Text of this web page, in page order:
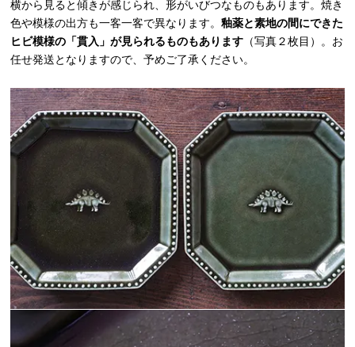
横から見ると傾きが感じられ、形がいびつなものもあります。焼き
色や模様の出方も一客一客で異なります。釉薬と素地の間にできた
ヒビ模様の「貫入」が見られるものもあります （写真２枚目）。お
任せ発送となりますので、予めご了承ください。